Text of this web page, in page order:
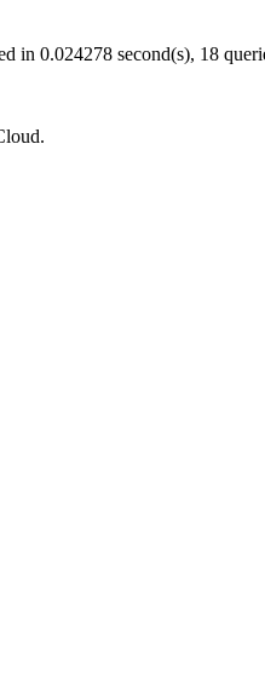
in 0.024278 second(s), 18